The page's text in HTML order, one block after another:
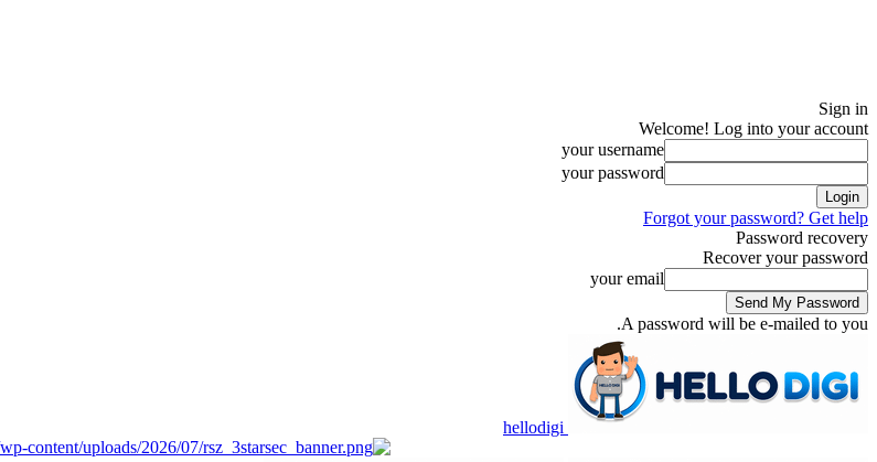
Sign in
Welcome! Log into your account
your username
your password
Forgot your password? Get help
Password recovery
Recover your password
your email
A password will be e-mailed to you.
hellodigi